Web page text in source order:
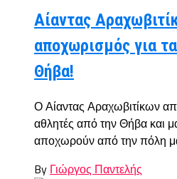
Αίαντας
αποχωρισμός για
Θήβα!
Ο Αίαντας Αραχωβιτίκων
αθλητές από την Θήβα και
αποχωρούν από την πόλη
By Γιώργος Παντελής